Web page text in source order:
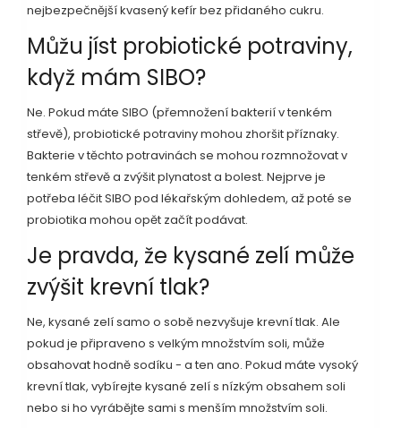
nejbezpečnější kvasený kefír bez přidaného cukru.
Můžu jíst probiotické potraviny,
když mám SIBO?
Ne. Pokud máte SIBO (přemnožení bakterií v tenkém
střevě), probiotické potraviny mohou zhoršit příznaky.
Bakterie v těchto potravinách se mohou rozmnožovat v
tenkém střevě a zvýšit plynatost a bolest. Nejprve je
potřeba léčit SIBO pod lékařským dohledem, až poté se
probiotika mohou opět začít podávat.
Je pravda, že kysané zelí může
zvýšit krevní tlak?
Ne, kysané zelí samo o sobě nezvyšuje krevní tlak. Ale
pokud je připraveno s velkým množstvím soli, může
obsahovat hodně sodíku - a ten ano. Pokud máte vysoký
krevní tlak, vybírejte kysané zelí s nízkým obsahem soli
nebo si ho vyrábějte sami s menším množstvím soli.